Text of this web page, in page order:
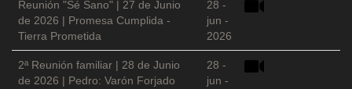
Reunión "Sé Sano" | 27 de Junio
de 2026 | Promesa Cumplida -
Tierra Prometida
28 -
jun -
2026
2ª Reunión familiar | 28 de Junio
de 2026 | Pedro: Varón Forjado
28 -
jun -